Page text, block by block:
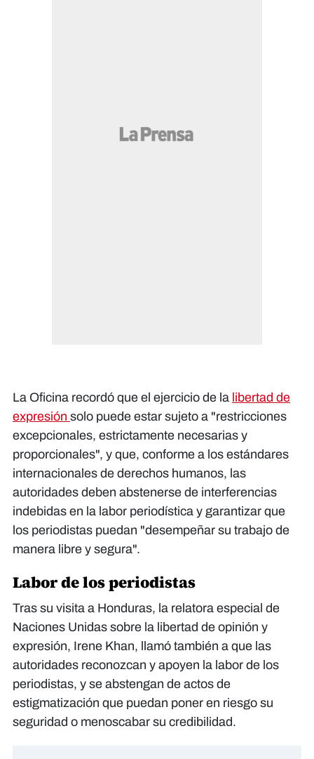
La Oficina recordó que el ejercicio de la libertad de
expresión solo puede estar sujeto a "restricciones
excepcionales, estrictamente necesarias y
proporcionales", y que, conforme a los estándares
internacionales de derechos humanos, las
autoridades deben abstenerse de interferencias
indebidas en la labor periodística y garantizar que
los periodistas puedan "desempeñar su trabajo de
manera libre y segura".
Labor de los periodistas
Tras su visita a Honduras, la relatora especial de
Naciones Unidas sobre la libertad de opinión y
expresión, Irene Khan, llamó también a que las
autoridades reconozcan y apoyen la labor de los
periodistas, y se abstengan de actos de
estigmatización que puedan poner en riesgo su
seguridad o menoscabar su credibilidad.